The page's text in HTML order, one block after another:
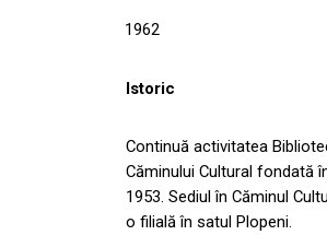
1962
Istoric
Continuă activitatea
Căminului Cultural fondată
1953. Sediul în Căminul
o filială în satul Plopeni.